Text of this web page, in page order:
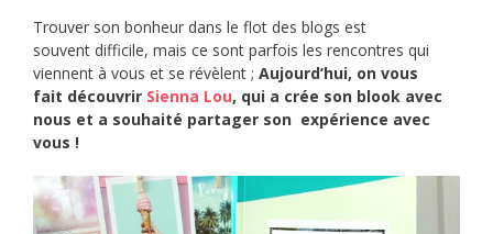
Trouver son bonheur dans le flot des blogs est
souvent difficile, mais ce sont parfois les rencontres qui
viennent à vous et se révèlent ; Aujourd’hui, on vous
fait découvrir Sienna Lou, qui a crée son blook avec
nous et a souhaité partager son expérience avec
vous !